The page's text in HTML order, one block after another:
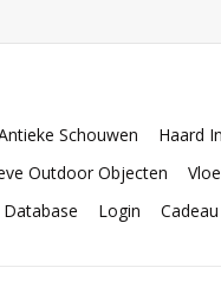
Schouwen Haard
Outdoor Objecten
Login